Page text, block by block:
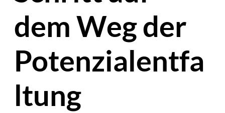
dem Weg der
Potenzialentfa
ltung